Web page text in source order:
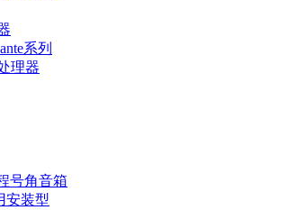
系列
理器
号角音箱
安装型